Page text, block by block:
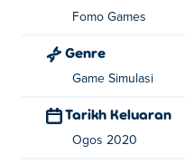
Fomo Games
Genre
Game Simulasi
Tarikh Keluaran
Ogos 2020